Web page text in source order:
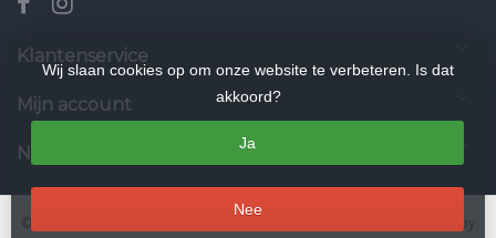
Klantenservice
Mijn account
Nieuwsbrief
Wij slaan cookies op om onze website te verbeteren. Is dat
akkoord?
Ja
Nee
© Copyright 2026 Klompenkoning.nl - Powered by